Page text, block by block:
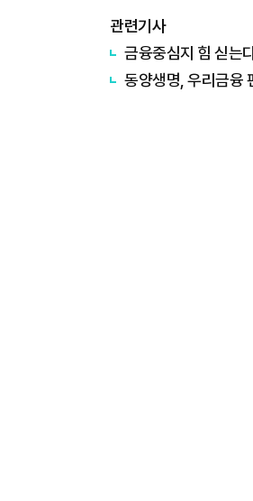
관련기사
금융중심지 힘 싣는
동양생명, 우리금융